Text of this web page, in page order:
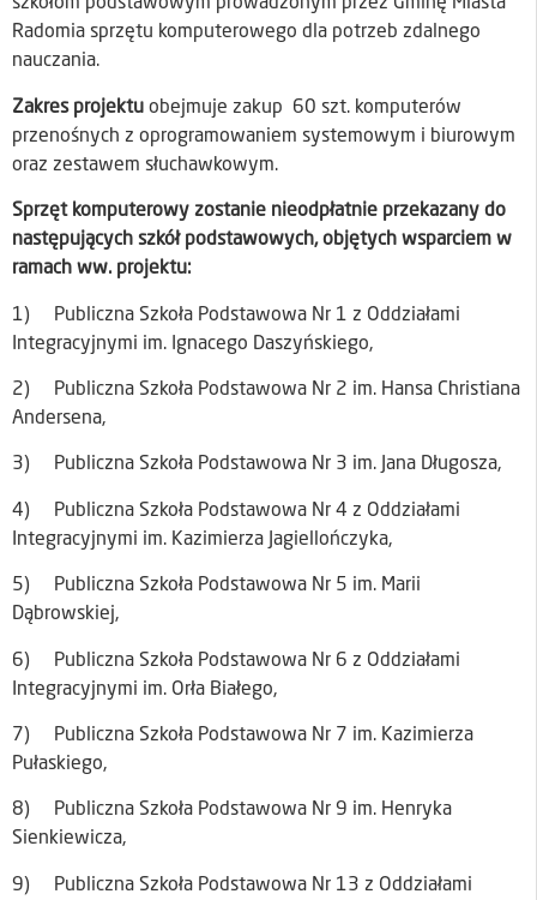
szkołom podstawowym prowadzonym przez Gminę Miasta
Radomia sprzętu komputerowego dla potrzeb zdalnego
nauczania.
Zakres projektu obejmuje zakup 60 szt. komputerów
przenośnych z oprogramowaniem systemowym i biurowym
oraz zestawem słuchawkowym.
Sprzęt komputerowy zostanie nieodpłatnie przekazany do
następujących szkół podstawowych, objętych wsparciem w
ramach ww. projektu:
1) Publiczna Szkoła Podstawowa Nr 1 z Oddziałami
Integracyjnymi im. Ignacego Daszyńskiego,
2) Publiczna Szkoła Podstawowa Nr 2 im. Hansa Christiana
Andersena,
3) Publiczna Szkoła Podstawowa Nr 3 im. Jana Długosza,
4) Publiczna Szkoła Podstawowa Nr 4 z Oddziałami
Integracyjnymi im. Kazimierza Jagiellończyka,
5) Publiczna Szkoła Podstawowa Nr 5 im. Marii
Dąbrowskiej,
6) Publiczna Szkoła Podstawowa Nr 6 z Oddziałami
Integracyjnymi im. Orła Białego,
7) Publiczna Szkoła Podstawowa Nr 7 im. Kazimierza
Pułaskiego,
8) Publiczna Szkoła Podstawowa Nr 9 im. Henryka
Sienkiewicza,
9) Publiczna Szkoła Podstawowa Nr 13 z Oddziałami